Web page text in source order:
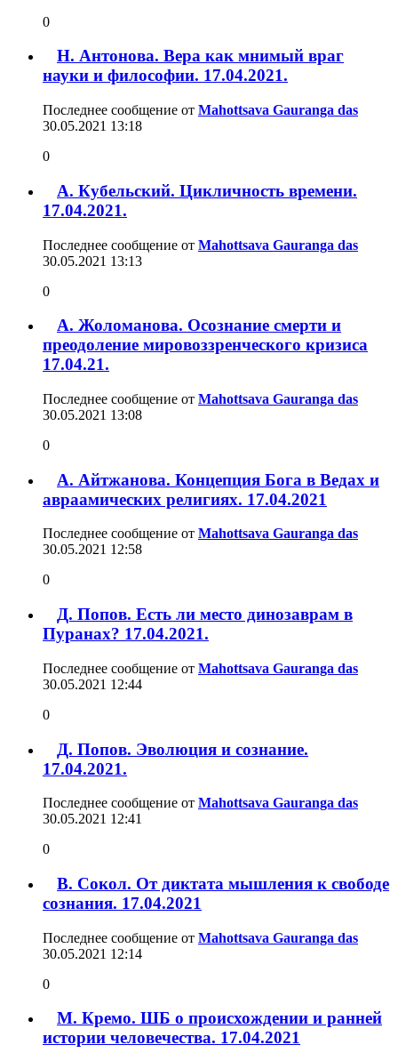
0
Н. Антонова. Вера как мнимый враг
науки и философии. 17.04.2021.
Последнее сообщение от Mahottsava Gauranga das
30.05.2021 13:18
0
А. Кубельский. Цикличность времени.
17.04.2021.
Последнее сообщение от Mahottsava Gauranga das
30.05.2021 13:13
0
А. Жоломанова. Осознание смерти и
преодоление мировоззренческого кризиса
17.04.21.
Последнее сообщение от Mahottsava Gauranga das
30.05.2021 13:08
0
А. Айтжанова. Концепция Бога в Ведах и
авраамических религиях. 17.04.2021
Последнее сообщение от Mahottsava Gauranga das
30.05.2021 12:58
0
Д. Попов. Есть ли место динозаврам в
Пуранах? 17.04.2021.
Последнее сообщение от Mahottsava Gauranga das
30.05.2021 12:44
0
Д. Попов. Эволюция и сознание.
17.04.2021.
Последнее сообщение от Mahottsava Gauranga das
30.05.2021 12:41
0
В. Сокол. От диктата мышления к свободе
сознания. 17.04.2021
Последнее сообщение от Mahottsava Gauranga das
30.05.2021 12:14
0
М. Кремо. ШБ о происхождении и ранней
истории человечества. 17.04.2021